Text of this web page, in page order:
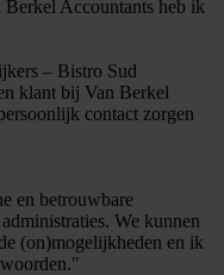
Accountants heb ik
– Bistro Sud
klant bij Van Berkel
contact zorgen
en betrouwbare
We kunnen
(on)mogelijkheden en ik